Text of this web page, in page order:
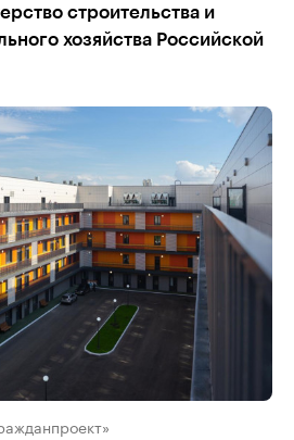
строительства и
хозяйства Российской